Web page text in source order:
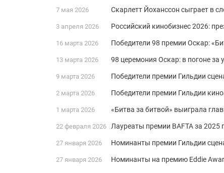
7 мая 2026 Скарлетт Йоханссон сыграет в
3 апреля 2026 Российский кинобизнес 2026:
16 марта 2026 Победители 98 премии Оскар:
13 марта 2026 98 церемония Оскар: в погоне за
9 марта 2026 Победители премии Гильдии
2 марта 2026 Победители премии Гильдии
1 марта 2026 «Битва за битвой» выиграла
22 февраля 2026 Лауреаты премии BAFTA за 2025
27 января 2026 Номинанты премии Гильдии
27 января 2026 Номинанты на премию Eddie